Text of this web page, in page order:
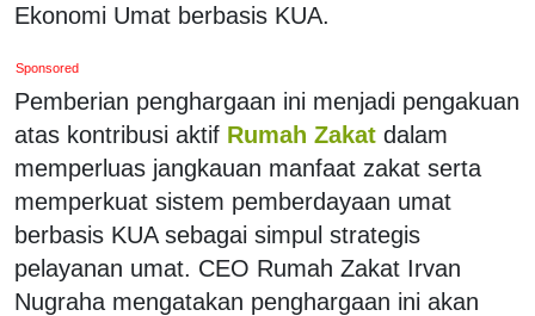
Ekonomi Umat berbasis KUA.
Sponsored
Pemberian penghargaan ini menjadi pengakuan
atas kontribusi aktif Rumah Zakat dalam
memperluas jangkauan manfaat zakat serta
memperkuat sistem pemberdayaan umat
berbasis KUA sebagai simpul strategis
pelayanan umat. CEO Rumah Zakat Irvan
Nugraha mengatakan penghargaan ini akan